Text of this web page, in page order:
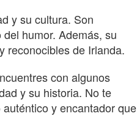
y su cultura. Son
humor. Además, su
reconocibles de Irlanda.
con algunos
y su historia. No te
y encantador que